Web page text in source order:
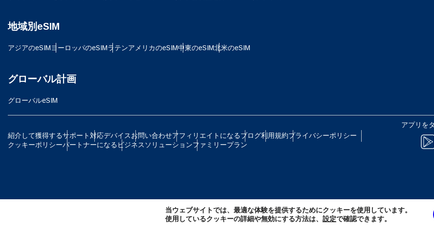
地域別eSIM
アジアのeSIMヨーロッパのeSIMラテンアメリカのeSIM中東のeSIM北米のeSIM
グローバル計画
グローバルeSIM
紹介して獲得するサポート対応デバイスお問い合わせアフィリエイトになるブログ利用規約プライバシーポリシー
クッキーポリシーパートナーになるビジネスソリューションファミリープラン
アプリを
Polski Português
简体中文 繁體中文
CAD - カナダドル
CHF - スイス・フラン NZD - ニュージーランド・ドル
当ウェブサイトでは、最適な体験を提供するためにクッキーを使用しています。
使用しているクッキーの詳細や無効にする方法は、 設定で確認できます。